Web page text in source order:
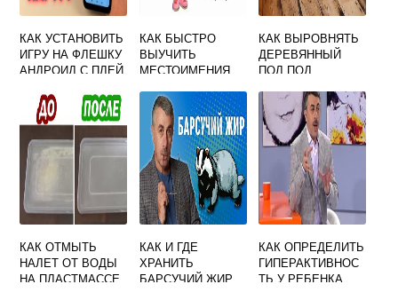
КАК УСТАНОВИТЬ
ИГРУ НА ФЛЕШКУ
АНДРОИД С ПЛЕЙ
КАК БЫСТРО
ВЫУЧИТЬ
МЕСТОИМЕНИЯ
КАК ВЫРОВНЯТЬ
ДЕРЕВЯННЫЙ
ПОЛ ПОД
СВОИМИ РУКАМИ
КАК ОТМЫТЬ
НАЛЕТ ОТ ВОДЫ
НА ПЛАСТМАССЕ
КАК И ГДЕ
ХРАНИТЬ
БАРСУЧИЙ ЖИР
КАК ОПРЕДЕЛИТЬ
ГИПЕРАКТИВНОС
ТЬ У РЕБЕНКА